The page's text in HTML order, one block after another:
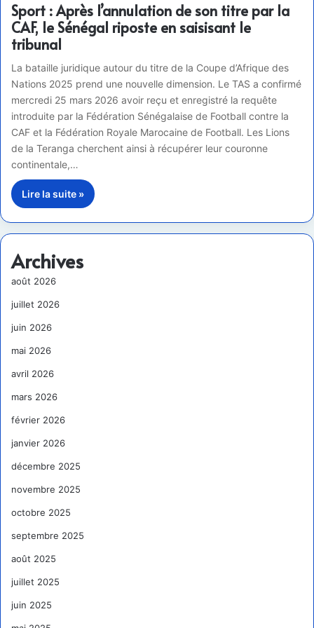
Sport : Après l’annulation de son titre par la
CAF, le Sénégal riposte en saisisant le
tribunal
La bataille juridique autour du titre de la Coupe d’Afrique des
Nations 2025 prend une nouvelle dimension. Le TAS a confirmé
mercredi 25 mars 2026 avoir reçu et enregistré la requête
introduite par la Fédération Sénégalaise de Football contre la
CAF et la Fédération Royale Marocaine de Football. Les Lions
de la Teranga cherchent ainsi à récupérer leur couronne
continentale,…
Lire la suite »
Archives
août 2026
juillet 2026
juin 2026
mai 2026
avril 2026
mars 2026
février 2026
janvier 2026
décembre 2025
novembre 2025
octobre 2025
septembre 2025
août 2025
juillet 2025
juin 2025